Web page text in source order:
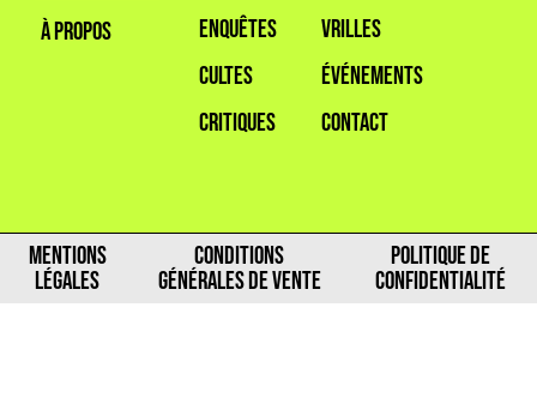
À PROPOS
ENQUÊTES
CULTES
CRITIQUES
VRILLES
ÉVÉNEMENTS
CONTACT
MENTIONS
LÉGALES
CONDITIONS
GÉNÉRALES DE VENTE
POLITIQUE DE
CONFIDENTIALITÉ